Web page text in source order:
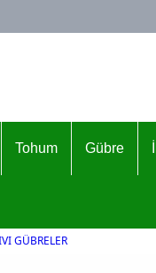
Tohum Gübre
GÜBRELER